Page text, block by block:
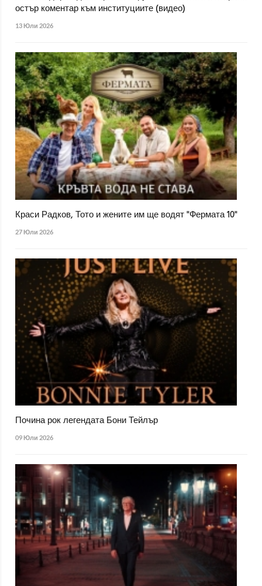
остър коментар към институциите (видео)
13 Юли 2026
Краси Радков, Тото и жените им ще водят "Фермата 10"
27 Юли 2026
Почина рок легендата Бони Тейлър
09 Юли 2026